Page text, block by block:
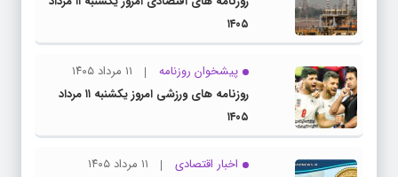
۱۴۰۵
پیشخوان روزنامه
۱۱ مرداد ۱۴۰۵
روزنامه های ورزشی امروز یکشنبه ۱۱ مرداد
۱۴۰۵
اخبار اقتصادی
۱۱ مرداد ۱۴۰۵